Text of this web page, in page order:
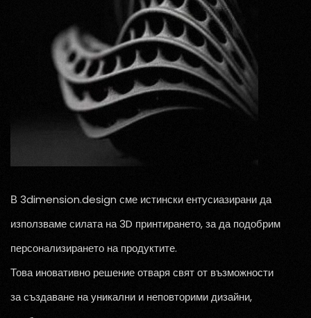
В 3dimension.design сме истински ентусиазирани да
използваме силата на 3D принтирането, за да подобрим
персонализирането на продуктите.
Това иновативно решение отваря свят от възможности
за създаване на уникални и неповторими дизайни,